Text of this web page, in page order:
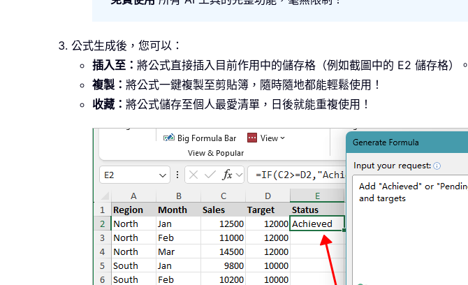
公式生成後，您可以：
插入至： 將公式直接插入目前作用中的儲存格（例如截圖中的 E2 儲存格）。
複製： 將公式一鍵複製至剪貼簿，隨時隨地都能輕鬆使用！
收藏： 將公式儲存至個人最愛清單，日後就能重複使用！